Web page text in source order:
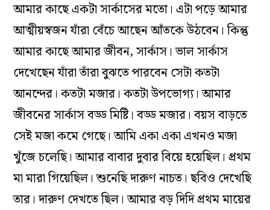
আমার কাছে একটা সার্কাসের মতো। এটা পড়ে আমার
আত্মীয়স্বজন যাঁরা বেঁচে আছেন আঁতকে উঠবেন। কিন্তু
আমার কাছে আমার জীবন, সার্কাস। ভাল সার্কাস
দেখেছেন যাঁরা তাঁরা বুঝতে পারবেন সেটা কতটা
আনন্দের। কতটা মজার। কতটা উপভোগ্য। আমার
জীবনের সার্কাস বড্ড মিষ্টি। বড্ড মজার। বয়স বাড়তে
সেই মজা কমে গেছে। আমি একা একা এখনও মজা
খুঁজে চলেছি। আমার বাবার দুবার বিয়ে হয়েছিল। প্রথম
মা মারা গিয়েছিল। শুনেছি দারুণ নাচত। ছবিও দেখেছি
তার। দারুণ দেখতে ছিল। আমার বড় দিদি প্রথম মায়ের